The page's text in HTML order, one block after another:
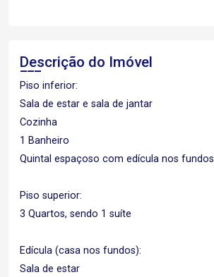
Descrição do Imóvel
Piso inferior:
Sala de estar e sala de jantar
Cozinha
1 Banheiro
Quintal espaçoso com edícula nos fundos
Piso superior:
3 Quartos, sendo 1 suíte
Edícula (casa nos fundos):
Sala de estar